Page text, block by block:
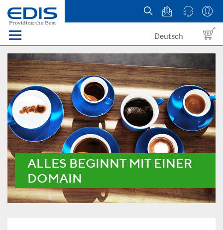
Menü
Domain names
Hosting
News
about EDIS
Deutsch
ALLES BEGINNT MIT EINER
DOMAIN